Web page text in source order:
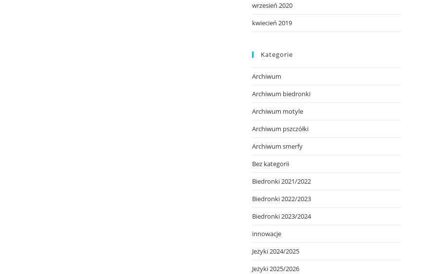
wrzesień 2020
kwiecień 2019
Kategorie
Archiwum
Archiwum biedronki
Archiwum motyle
Archiwum pszczółki
Archiwum smerfy
Bez kategorii
Biedronki 2021/2022
Biedronki 2022/2023
Biedronki 2023/2024
innowacje
Jeżyki 2024/2025
Jeżyki 2025/2026